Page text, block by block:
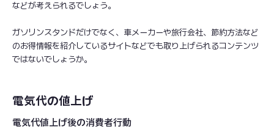
などが考えられるでしょう。
ガソリンスタンドだけでなく、車メーカーや旅行会社、節約方法など
のお得情報を紹介しているサイトなどでも取り上げられるコンテンツ
ではないでしょうか。
電気代の値上げ
電気代値上げ後の消費者行動